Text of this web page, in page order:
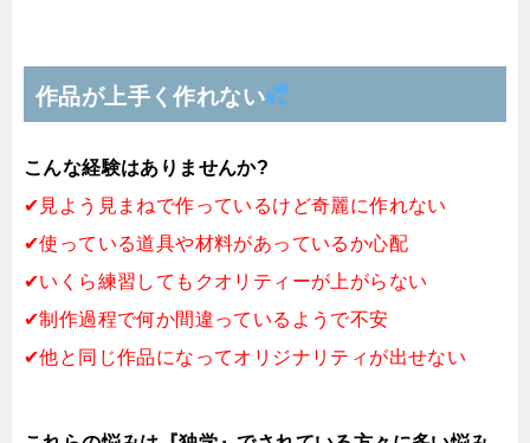
作品が上手く作れない
こんな経験はありませんか?
✔見よう見まねで作っているけど奇麗に作れない
✔使っている道具や材料があっているか心配
✔いくら練習してもクオリティーが上がらない
✔制作過程で何か間違っているようで不安
✔他と同じ作品になってオリジナリティが出せない